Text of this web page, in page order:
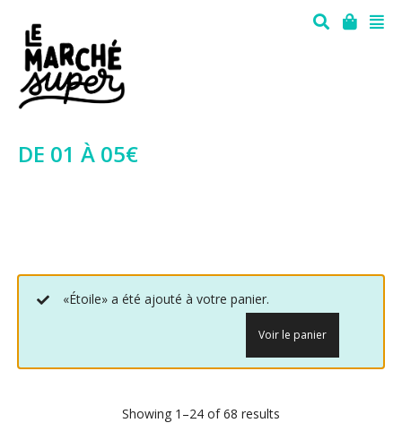
DE 01 À 05€
«Étoile» a été ajouté à votre panier.
Voir le panier
Showing 1–24 of 68 results